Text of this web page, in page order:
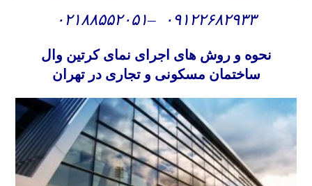
۰۹۱۲۲۶۸۲۹۳۳ –۰۲۱۸۸۵۵۲۰۵۱
نحوه و روش های اجرای نمای کرتین وال
ساختمان مسکونی و تجاری در تهران